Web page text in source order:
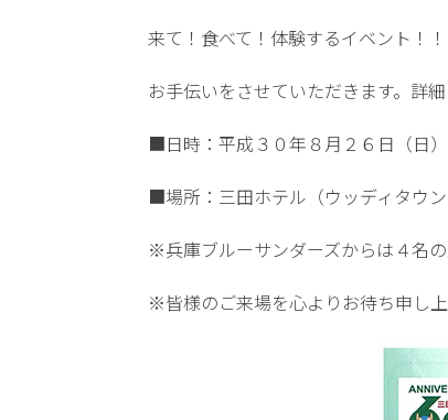
来て！食べて！体験するイベント！
お手伝いをさせていただきます。詳細
■日時：平成３０年８月２６日（日
■場所：三田ホテル（ウッディタウン
※兵庫ブルーサンダーズからは４名の
※皆様のご来場を心よりお待ち申し上